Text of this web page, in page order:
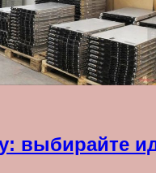
выбирайте